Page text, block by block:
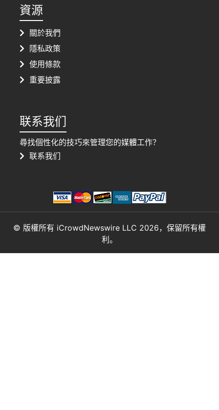
資源
關於我們
隱私政策
使用條款
重要披露
联系我们
尋找個性化的技巧來管理您的媒體工作？
联系我们
© 版權所有 iCrowdNewswire LLC 2026，保留所有權
利。